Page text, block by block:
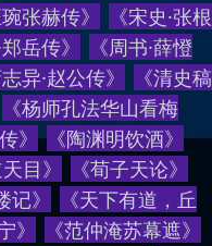
张赫传》 《宋史·张根
郑岳传》 《周书·薛憕
异·赵公传》 《清史稿
《杨师孔法华山看梅
》 《陶渊明饮酒》
目》 《荀子天论》
记》 《天下有道，丘
》 《范仲淹苏幕遮》